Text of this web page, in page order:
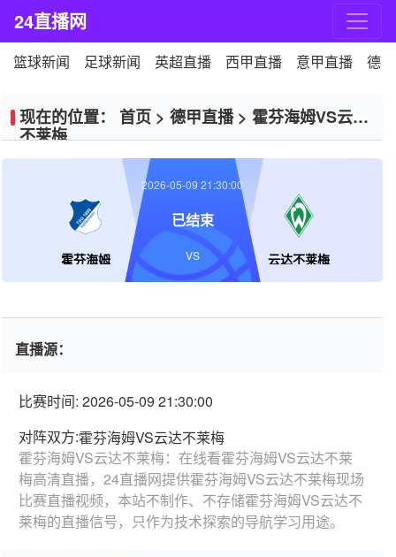
24直播网
篮球新闻 足球新闻 英超直播 西甲直播 意甲直播 德
现在的位置： 首页 > 德甲直播> 霍芬海姆VS云达
不莱梅
霍芬海姆 云达不莱梅
2026-05-09 21:30:00
已结束
VS
直播源：
比赛时间: 2026-05-09 21:30:00
对阵双方:霍芬海姆VS云达不莱梅
霍芬海姆VS云达不莱梅：在线看霍芬海姆VS云达不莱
梅高清直播，24直播网提供霍芬海姆VS云达不莱梅现场
比赛直播视频，本站不制作、不存储霍芬海姆VS云达不
莱梅的直播信号，只作为技术探索的导航学习用途。